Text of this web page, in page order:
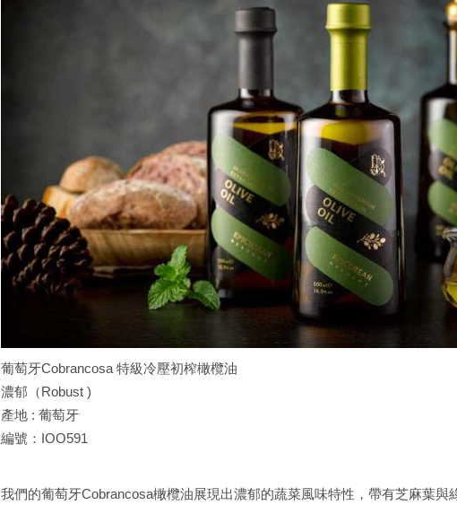
葡萄牙Cobrancosa 特級冷壓初榨橄欖油
濃郁（Robust )
產地 : 葡萄牙
編號：IOO591
我們的葡萄牙Cobrancosa橄欖油展現出濃郁的蔬菜風味特性，帶有芝麻葉與